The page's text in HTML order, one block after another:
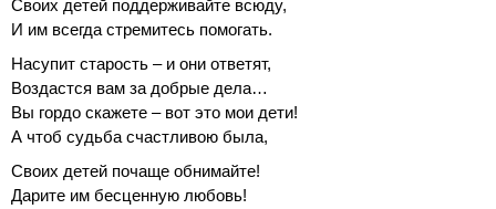
Своих детей поддерживайте всюду,
И им всегда стремитесь помогать.
Насупит старость – и они ответят,
Воздастся вам за добрые дела…
Вы гордо скажете – вот это мои дети!
А чтоб судьба счастливою была,
Своих детей почаще обнимайте!
Дарите им бесценную любовь!